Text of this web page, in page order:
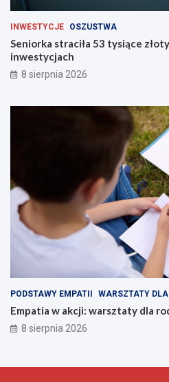
INWESTYCJE OSZUSTWA
Seniorka straciła 53 tysiące
inwestycjach
8 sierpnia 2026
PODSTAWY EMPATII WARSZTATY DLA
Empatia w akcji: warsztaty dla
8 sierpnia 2026